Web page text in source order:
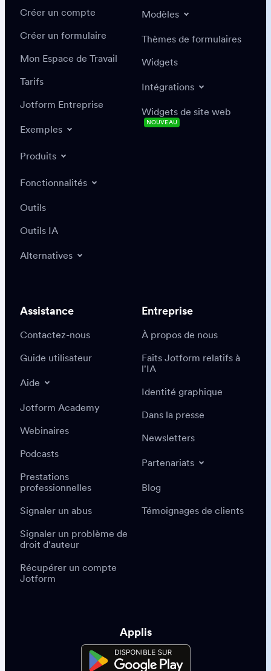
Créer un compte
Créer un formulaire
Mon Espace de Travail
Tarifs
Jotform Entreprise
Exemples
Produits
Fonctionnalités
Outils
Outils IA
Alternatives
Modèles
Thèmes de formulaires
Widgets
Intégrations
Widgets de site web
NOUVEAU
Assistance
Contactez-nous
Guide utilisateur
Aide
Jotform Academy
Webinaires
Podcasts
Prestations
professionnelles
Signaler un abus
Signaler un problème de
droit d'auteur
Récupérer un compte
Jotform
Entreprise
À propos de nous
Faits Jotform relatifs à
l'IA
Identité graphique
Dans la presse
Newsletters
Partenariats
Blog
Témoignages de clients
Applis